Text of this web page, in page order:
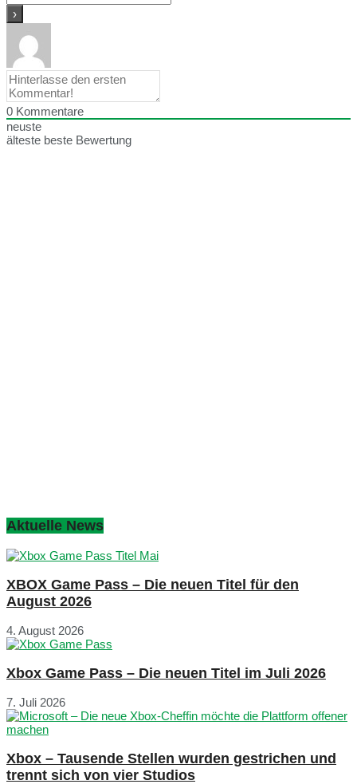
0 Kommentare
neuste
älteste beste Bewertung
Aktuelle News
XBOX Game Pass – Die neuen Titel für den
August 2026
4. August 2026
Xbox Game Pass – Die neuen Titel im Juli 2026
7. Juli 2026
Xbox – Tausende Stellen wurden gestrichen und
trennt sich von vier Studios